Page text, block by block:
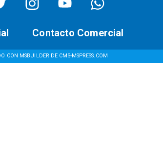
CON MSBUILDER DE CMS-MSPRESS.COM
Contacto Comercial